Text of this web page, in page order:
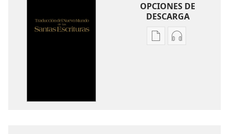
OPCIONES DE
DESCARGA
OpcionesOpciones